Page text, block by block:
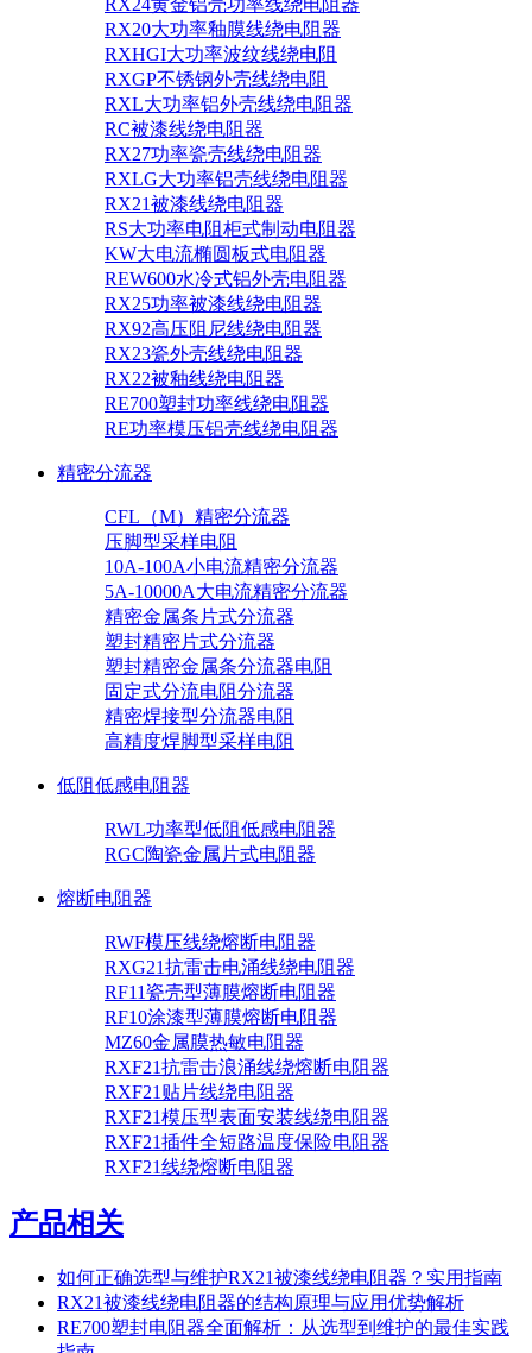
RX24黄金铝壳功率线绕电阻器
RX20大功率釉膜线绕电阻器
RXHGI大功率波纹线绕电阻
RXGP不锈钢外壳线绕电阻
RXL大功率铝外壳线绕电阻器
RC被漆线绕电阻器
RX27功率瓷壳线绕电阻器
RXLG大功率铝壳线绕电阻器
RX21被漆线绕电阻器
RS大功率电阻柜式制动电阻器
KW大电流椭圆板式电阻器
REW600水冷式铝外壳电阻器
RX25功率被漆线绕电阻器
RX92高压阻尼线绕电阻器
RX23瓷外壳线绕电阻器
RX22被釉线绕电阻器
RE700塑封功率线绕电阻器
RE功率模压铝壳线绕电阻器
精密分流器
CFL（M）精密分流器
压脚型采样电阻
10A-100A小电流精密分流器
5A-10000A大电流精密分流器
精密金属条片式分流器
塑封精密片式分流器
塑封精密金属条分流器电阻
固定式分流电阻分流器
精密焊接型分流器电阻
高精度焊脚型采样电阻
低阻低感电阻器
RWL功率型低阻低感电阻器
RGC陶瓷金属片式电阻器
熔断电阻器
RWF模压线绕熔断电阻器
RXG21抗雷击电涌线绕电阻器
RF11瓷壳型薄膜熔断电阻器
RF10涂漆型薄膜熔断电阻器
MZ60金属膜热敏电阻器
RXF21抗雷击浪涌线绕熔断电阻器
RXF21贴片线绕电阻器
RXF21模压型表面安装线绕电阻器
RXF21插件全短路温度保险电阻器
RXF21线绕熔断电阻器
产品相关
如何正确选型与维护RX21被漆线绕电阻器？实用指南
RX21被漆线绕电阻器的结构原理与应用优势解析
RE700塑封电阻器全面解析：从选型到维护的最佳实践